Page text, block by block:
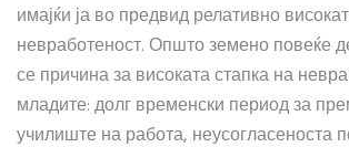
имајќи ја во предвид релативно
невработеност. Општо земено повеќе
се причина за високата стапка на
младите: долг временски период за
училиште на работа, неусогласеноста